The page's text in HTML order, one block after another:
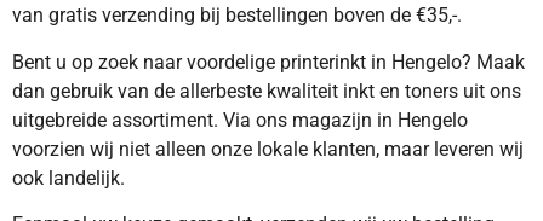
van gratis verzending bij bestellingen boven de €35,-.
Bent u op zoek naar voordelige printerinkt in Hengelo? Maak
dan gebruik van de allerbeste kwaliteit inkt en toners uit ons
uitgebreide assortiment. Via ons magazijn in Hengelo
voorzien wij niet alleen onze lokale klanten, maar leveren wij
ook landelijk.